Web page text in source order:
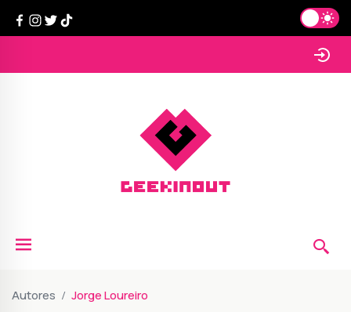
Autores Jorge Loureiro